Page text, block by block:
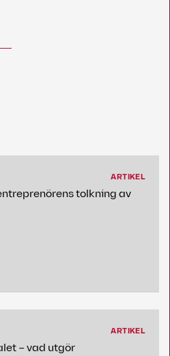
ARTIKEL
tolkning av
ARTIKEL
– vad utgör